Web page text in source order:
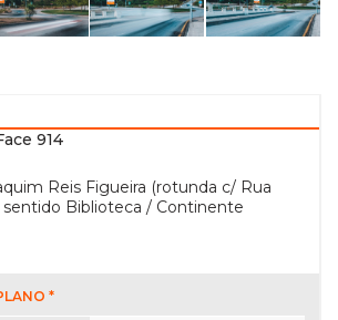
914
Reis Figueira (rotunda c/ Rua
sentido Biblioteca / Continente
*